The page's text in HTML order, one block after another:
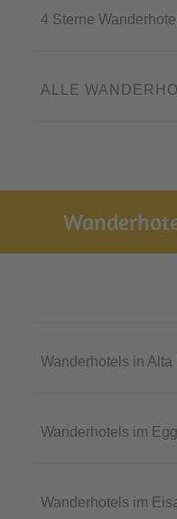
4 Sterne
ALLE
Wanderhotels in Alta
Wanderhotels im
Wanderhotels im